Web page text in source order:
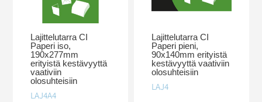
Lajittelutarra CI
Paperi iso,
190x277mm
erityistä kestävyyttä
vaativiin
olosuhteisiin
LAJ4A4
Lajittelutarra CI
Paperi pieni,
90x140mm erityistä
kestävyyttä vaativiin
olosuhteisiin
LAJ4